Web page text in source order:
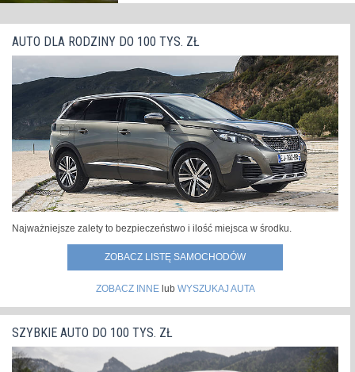
AUTO DLA RODZINY DO 100 TYS. ZŁ
Najważniejsze zalety to bezpieczeństwo i ilość miejsca w środku.
ZOBACZ LISTĘ SAMOCHODÓW
ZOBACZ INNElub WYSZUKAJ AUTA
SZYBKIE AUTO DO 100 TYS. ZŁ